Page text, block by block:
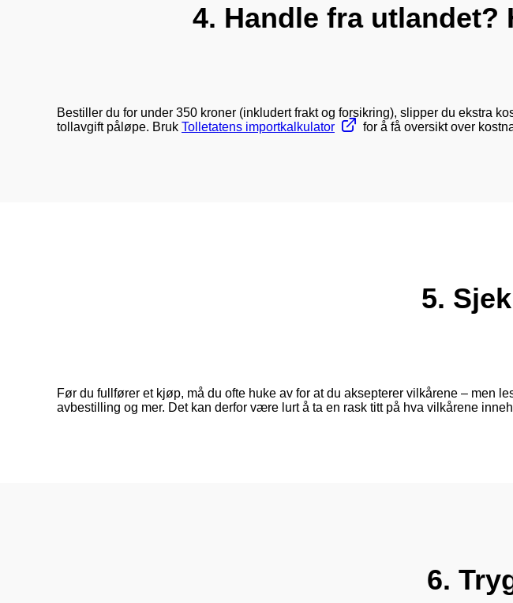
4. Handle fra
Bestiller du for under 350 kroner (inkludert frakt og forsikring), slipper du ekstra
tollavgift påløpe. Bruk Tolletatens importkalkulator for å få oversikt over
5.
Før du fullfører et kjøp, må du ofte huke av for at du aksepterer vilkårene – men
avbestilling og mer. Det kan derfor være lurt å ta en rask titt på hva vilkårene
6.